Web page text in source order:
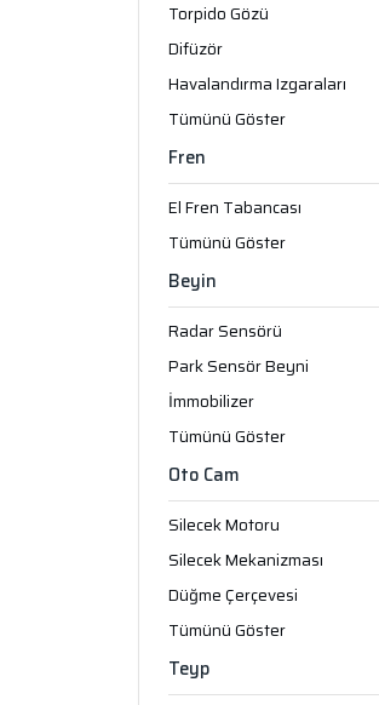
Torpido Gözü
Difüzör
Havalandırma Izgaraları
Tümünü Göster
Fren
El Fren Tabancası
Tümünü Göster
Beyin
Radar Sensörü
Park Sensör Beyni
İmmobilizer
Tümünü Göster
Oto Cam
Silecek Motoru
Silecek Mekanizması
Düğme Çerçevesi
Tümünü Göster
Teyp